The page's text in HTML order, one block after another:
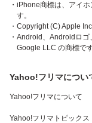
・iPhone商標は、アイ
す。
・Copyright (C) Apple
・Android、Androidロ
Google LLC の商標です
Yahoo!フリマについ
Yahoo!フリマについて
Yahoo!フリマトピックス